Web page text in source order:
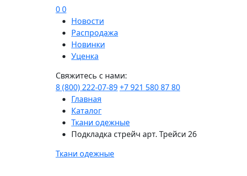
00
Новости
Распродажа
Новинки
Уценка
Свяжитесь с нами:
8 (800) 222-07-89+7 921 580 87 80
Главная
Каталог
Ткани одежные
Подкладка стрейч арт. Трейси 26
Ткани одежные